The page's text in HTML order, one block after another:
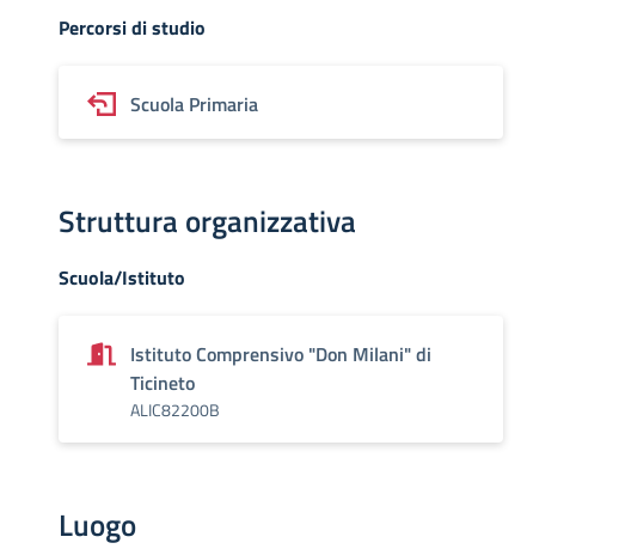
Percorsi di studio
Scuola Primaria
Struttura organizzativa
Scuola/Istituto
Istituto Comprensivo "Don Milani" di
Ticineto
ALIC82200B
Luogo